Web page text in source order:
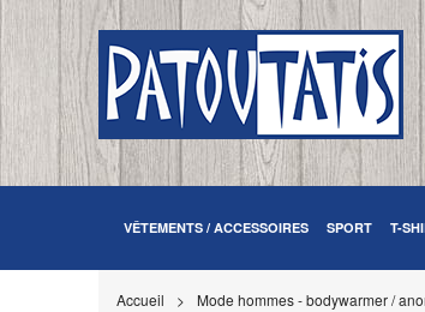
VÊTEMENTS / ACCESSOIRES SPORT T-
Accueil Mode hommes - bodywarmer /